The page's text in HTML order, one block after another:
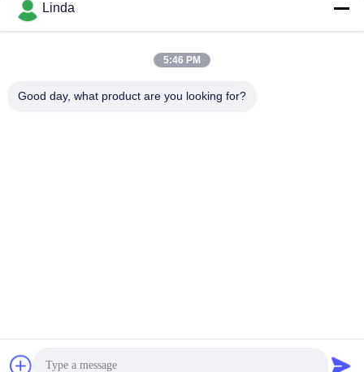
迅速な連絡
Chengdu Chelation Biology Technology Co., Ltd. すべて 権利は保
Linda
5:46 PM
Good day, what product are you looking for?